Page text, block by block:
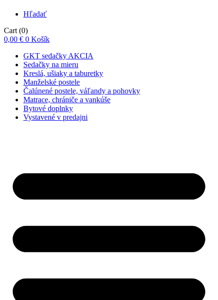
Hľadať
Cart (0)
0,00 € 0 Košík
GKT sedačky AKCIA
Sedačky na mieru
Kreslá, ušiaky a taburetky
Manželské postele
Čalúnené postele, váľandy a pohovky
Matrace, chrániče a vankúše
Bytové doplnky
Vystavené v predajni